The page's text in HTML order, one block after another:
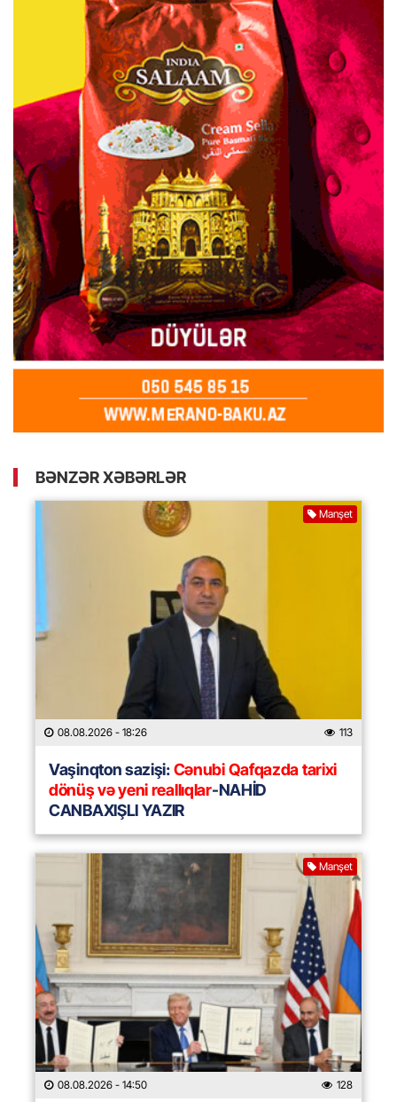
BƏNZƏR XƏBƏRLƏR
Manşet
08.08.2026 - 18:26 113
Vaşinqton sazişi:Cənubi Qafqazda tarixi
dönüş və yeni reallıqlar-NAHİD
CANBAXIŞLI YAZIR
Manşet
08.08.2026 - 14:50 128